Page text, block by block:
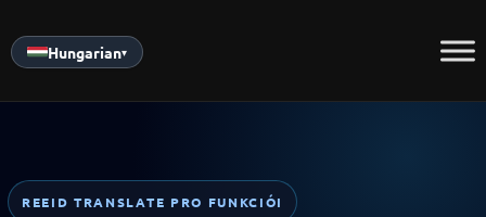
to
Hungarian▾
REEID TRANSLATE PRO FUNKCIÓI